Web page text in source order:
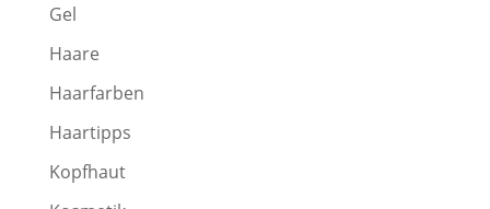
Gel
Haare
Haarfarben
Haartipps
Kopfhaut